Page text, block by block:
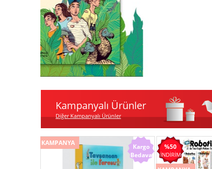
Kampanyalı Ürünler
Diğer Kampanyalı Ürünler
KAMPANYA
Kargo
Bedava
%50
İNDİRİM